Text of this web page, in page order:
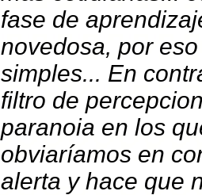
fase de
novedosa, por
simples... En
filtro de
paranoia en los
obviaríamos en
alerta y hace que